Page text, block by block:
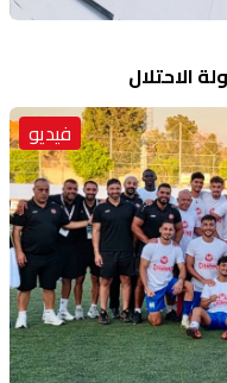
الاحتلال
فيديو